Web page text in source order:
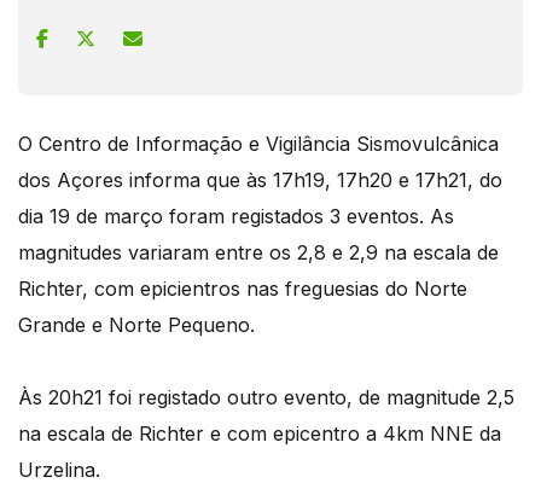
O Centro de Informação e Vigilância Sismovulcânica
dos Açores informa que às 17h19, 17h20 e 17h21, do
dia 19 de março foram registados 3 eventos. As
magnitudes variaram entre os 2,8 e 2,9 na escala de
Richter, com epicientros nas freguesias do Norte
Grande e Norte Pequeno.
Às 20h21 foi registado outro evento, de magnitude 2,5
na escala de Richter e com epicentro a 4km NNE da
Urzelina.